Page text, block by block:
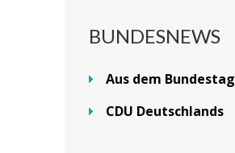
BUNDESNEWS
Aus dem Bundestag
CDU Deutschlands